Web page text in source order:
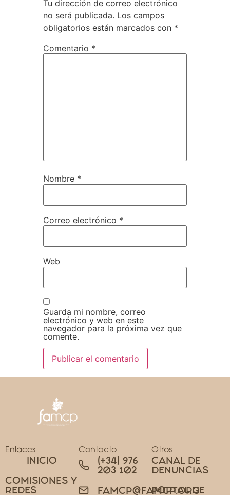
Tu dirección de correo electrónico
no será publicada. Los campos
obligatorios están marcados con *
Comentario *
Nombre *
Correo electrónico *
Web
Guarda mi nombre, correo
electrónico y web en este
navegador para la próxima vez que
comente.
Enlaces
INICIO
COMISIONES Y
REDES
Contacto
(+34) 976
203 102
FAMCP@FAMCP.ORG
Otros
CANAL DE
DENUNCIAS
PORTAL DE